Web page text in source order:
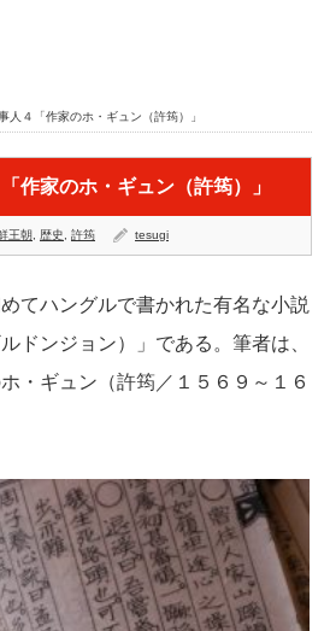
人４「作家のホ・ギュン（許筠）」
作家のホ・ギュン（許筠）」
王朝 歴史 許筠 tesugi
てハングルで書かれた有名な小説
ドンジョン）」である。筆者は、
・ギュン（許筠／１５６９～１６